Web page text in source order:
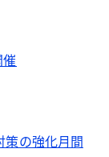
策の強化月間